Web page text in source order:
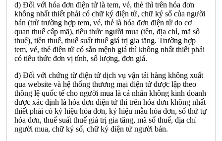
d) Đối với hóa đơn điện tử là tem, vé, thẻ thì trên hóa đơn
không nhất thiết phải có chữ ký điện tử, chữ ký số của người
bán (trừ trường hợp tem, vé, thẻ là hóa đơn điện tử do cơ
quan thuế cấp mã), tiêu thức người mua (tên, địa chỉ, mã số
thuế), tiền thuế, thuế suất thuế giá trị gia tăng. Trường hợp
tem, vé, thẻ điện tử có sẵn mệnh giá thì không nhất thiết phải
có tiêu thức đơn vị tính, số lượng, đơn giá.
đ) Đối với chứng từ điện tử dịch vụ vận tải hàng không xuất
qua website và hệ thống thương mại điện tử được lập theo
thông lệ quốc tế cho người mua là cá nhân không kinh doanh
được xác định là hóa đơn điện tử thì trên hóa đơn không nhất
thiết phải có ký hiệu hóa đơn, ký hiệu mẫu hóa đơn, số thứ tự
hóa đơn, thuế suất thuế giá trị gia tăng, mã số thuế, địa chỉ
người mua, chữ ký số, chữ ký điện tử người bán.